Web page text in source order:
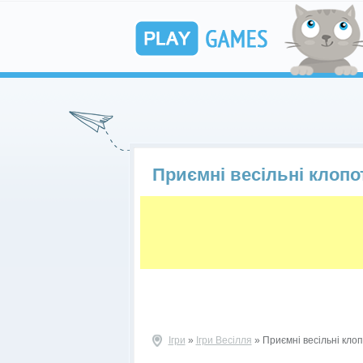
Приємні весільні
Ігри » Ігри Весілля » Приємні весільні